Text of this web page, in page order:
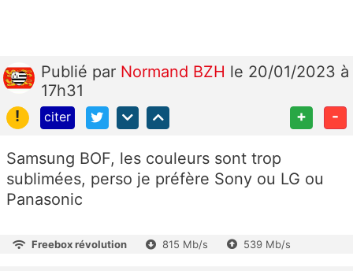
Publié par Normand BZH le 20/01/2023 à
17h31
!
citer + -
Samsung BOF, les couleurs sont trop
sublimées, perso je préfère Sony ou LG ou
Panasonic
Freebox révolution 815 Mb/s 539 Mb/s